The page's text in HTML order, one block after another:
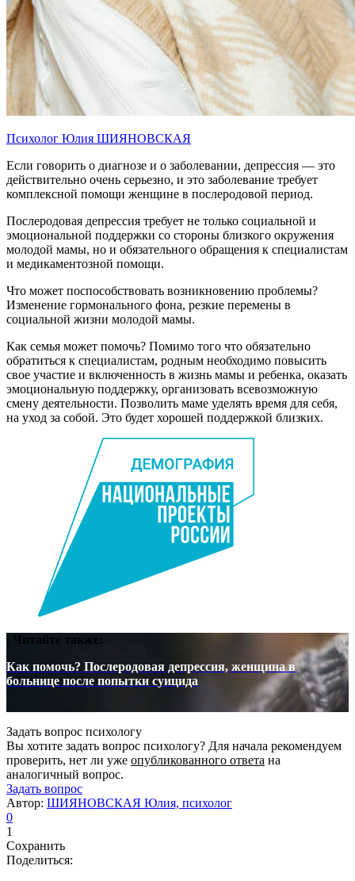
Психолог Юлия ШИЯНОВСКАЯ
Если говорить о диагнозе и о заболевании, депрессия — это
действительно очень серьезно, и это заболевание требует
комплексной помощи женщине в послеродовой период.
Послеродовая депрессия требует не только социальной и
эмоциональной поддержки со стороны близкого окружения
молодой мамы, но и обязательного обращения к специалистам
и медикаментозной помощи.
Что может поспособствовать возникновению проблемы?
Изменение гормонального фона, резкие перемены в
социальной жизни молодой мамы.
Как семья может помочь? Помимо того что обязательно
обратиться к специалистам, родным необходимо повысить
свое участие и включенность в жизнь мамы и ребенка, оказать
эмоциональную поддержку, организовать всевозможную
смену деятельности. Позволить маме уделять время для себя,
на уход за собой. Это будет хорошей поддержкой близких.
| Читайте также:
Как помочь? Послеродовая депрессия, женщина в
больнице после попытки суицида
Задать вопрос психологу
Вы хотите задать вопрос психологу? Для начала рекомендуем
проверить, нет ли уже опубликованного ответа на
аналогичный вопрос.
Задать вопрос
Автор: ШИЯНОВСКАЯ Юлия, психолог
0
1
Сохранить
Поделиться: